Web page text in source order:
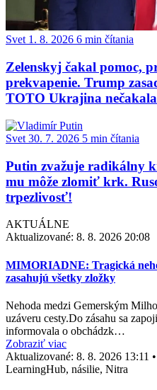
Svet 1. 8. 2026 6 min čítania
Zelenskyj čakal pomoc,
prekvapenie. Trump
TOTO Ukrajina
Svet 30. 7. 2026 5 min čítania
Putin zvažuje radikálny
mu môže zlomiť krk.
trpezlivosť!
AKTUÁLNE
Aktualizované: 8. 8. 2026 20:08
MIMORIADNE: Tragická
zasahujú všetky zložky
Nehoda medzi Gemerským
uzáveru cesty.Do zásahu sa
informovala o obchádzk…
Zobraziť viac
Aktualizované: 8. 8. 2026 13:11 •
LearningHub, násilie, Nitra